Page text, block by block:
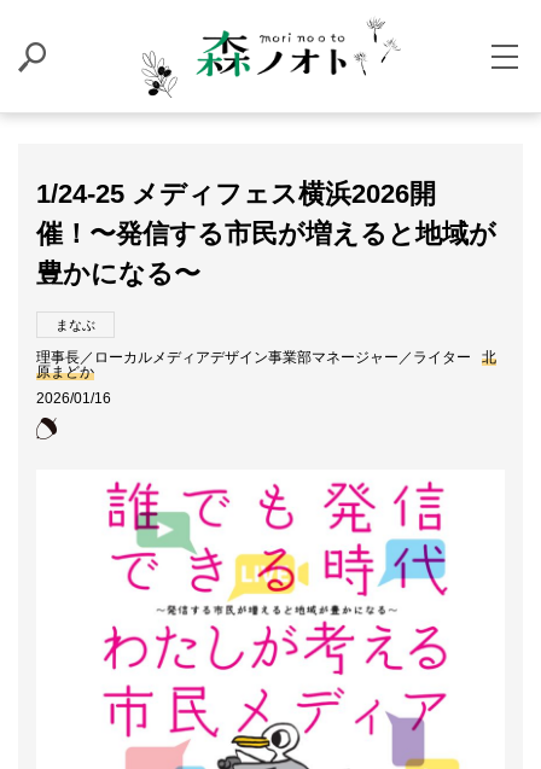
1/24-25 メディフェス横浜2026開
催！〜発信する市民が増えると地域が
豊かになる〜
まなぶ
理事長／ローカルメディアデザイン事業部マネージャー／ライター
北
原まどか
2026/01/16